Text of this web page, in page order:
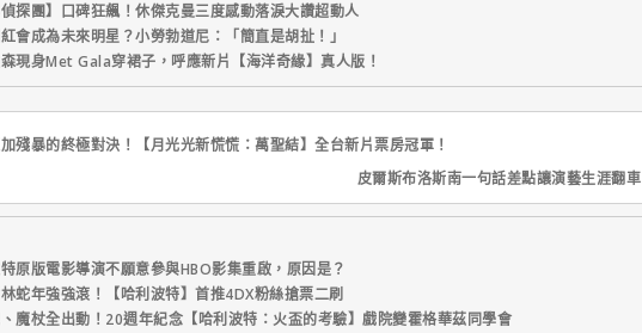
偵探團】口碑狂飆！休傑克曼三度感動落淚大讚超動人
會成為未來明星？小勞勃道尼：「簡直是胡扯！」
現身Met Gala穿裙子，呼應新片【海洋奇緣】真人版！
殘暴的終極對決！【月光光新慌慌：萬聖結】全台新片票房冠軍！
皮爾斯布洛斯南一句話差點讓演藝生涯翻車
原版電影導演不願意參與HBO影集重啟，原因是？
蛇年強強滾！【哈利波特】首推4DX粉絲搶票二刷
魔杖全出動！20週年紀念【哈利波特：火盃的考驗】戲院變霍格華茲同學會